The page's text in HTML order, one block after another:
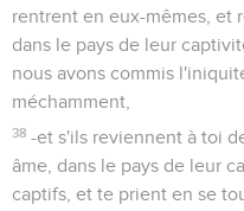
rentrent en eux-mêmes, et
dans le pays de leur
nous avons commis
méchamment,
38 -et s'ils reviennent à toi
âme, dans le pays de leur
captifs, et te prient en se